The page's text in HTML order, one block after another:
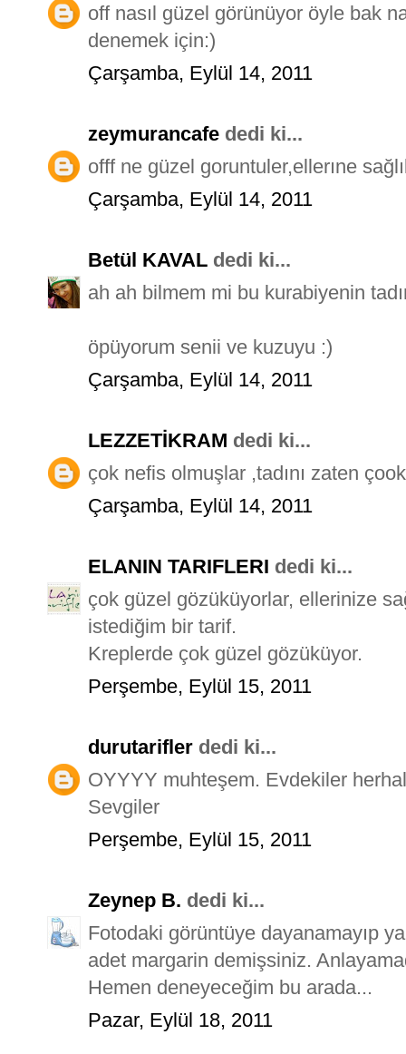
off nasıl güzel görünüyor öyle bak
denemek için:)
Çarşamba, Eylül 14, 2011
zeymurancafe dedi ki...
offf ne güzel goruntuler,ellerıne
Çarşamba, Eylül 14, 2011
Betül KAVAL dedi ki...
ah ah bilmem mi bu kurabiyenin
öpüyorum senii ve kuzuyu :)
Çarşamba, Eylül 14, 2011
LEZZETİKRAM dedi ki...
çok nefis olmuşlar ,tadını zaten
Çarşamba, Eylül 14, 2011
ELANIN TARIFLERI dedi ki...
çok güzel gözüküyorlar, ellerinize
istediğim bir tarif.
Kreplerde çok güzel gözüküyor.
Perşembe, Eylül 15, 2011
durutarifler dedi ki...
OYYYY muhteşem. Evdekiler
Sevgiler
Perşembe, Eylül 15, 2011
Zeynep B. dedi ki...
Fotodaki görüntüye dayanamayıp
adet margarin demişsiniz.
Hemen deneyeceğim bu arada...
Pazar, Eylül 18, 2011